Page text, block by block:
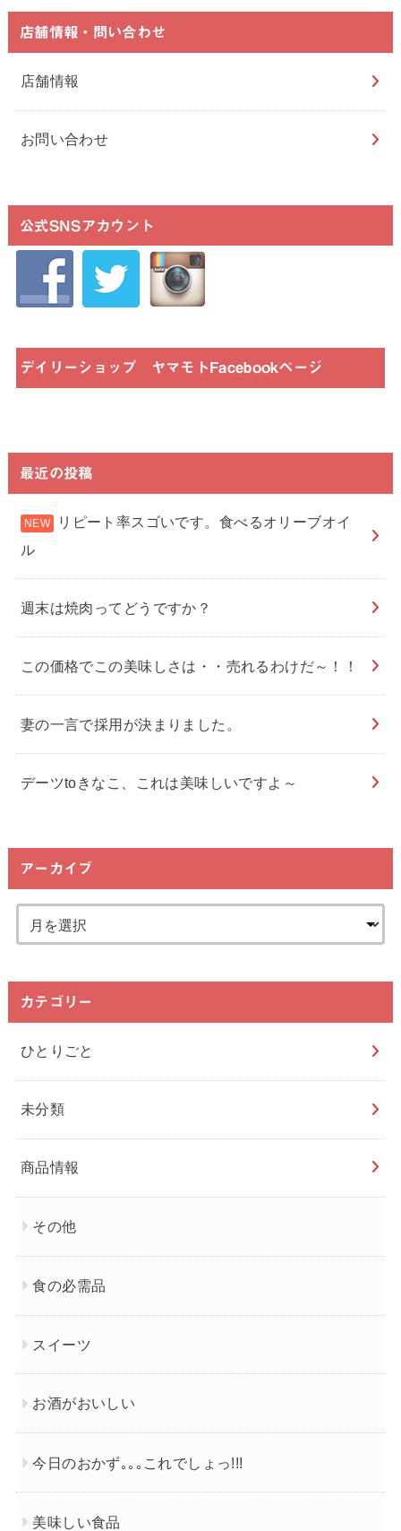
店舗情報・問い合わせ
店舗情報
お問い合わせ
公式SNSアカウント
デイリーショップ ヤマモトFacebookページ
最近の投稿
リピート率スゴいです。食べるオリーブオイ
ル
週末は焼肉ってどうですか？
この価格でこの美味しさは・・売れるわけだ～！！
妻の一言で採用が決まりました。
デーツtoきなこ、これは美味しいですよ～
アーカイブ
カテゴリー
ひとりごと
未分類
商品情報
その他
食の必需品
スイーツ
お酒がおいしい
今日のおかず｡｡｡これでしょっ!!!
美味しい食品